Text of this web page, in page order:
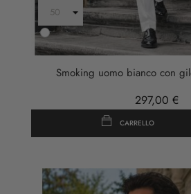
Bianco
Smoking uomo bianco con
297,00 €
CARRELLO